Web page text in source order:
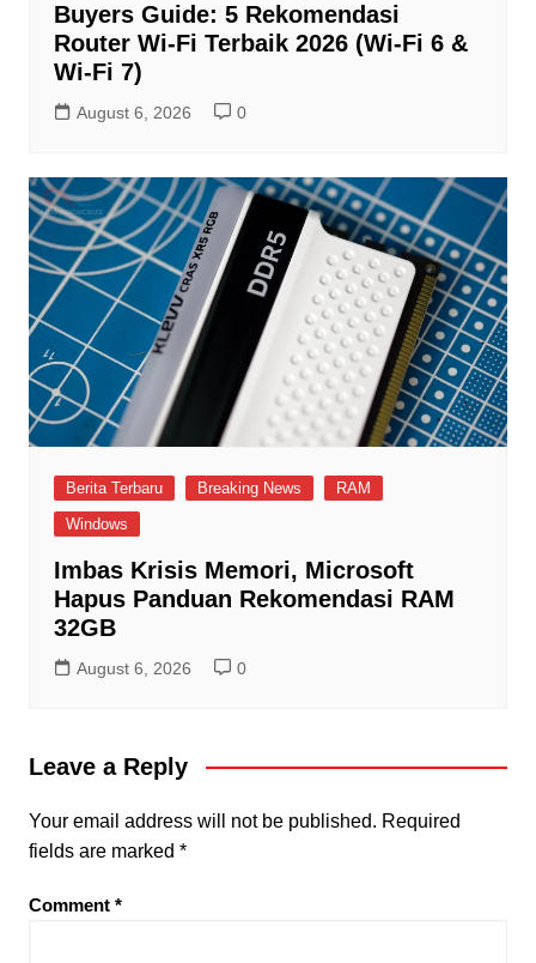
Buyers Guide: 5 Rekomendasi
Router Wi-Fi Terbaik 2026 (Wi-Fi 6 &
Wi-Fi 7)
August 6, 2026 0
Berita Terbaru Breaking News
RAM
Windows
Imbas Krisis Memori, Microsoft
Hapus Panduan Rekomendasi RAM
32GB
August 6, 2026 0
Leave a Reply
Your email address will not be published. Required
fields are marked *
Comment *